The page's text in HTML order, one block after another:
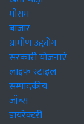
मौसम
बाजार
ग्रामीण उद्द्योग
सरकारी योजनाएं
लाइफ स्टाइल
सम्पादकीय
जॉब्स
डायरेक्टरी